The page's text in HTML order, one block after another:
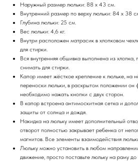
Наружный размер люльки: 88 х 43 см.
Внутренний размер по верху люльки: 84 х 38
Глубина люльки: 25 см.
Вес люльки: 4,6 кг.
Внутри расположен матрасик в хлопковом
для стирки.
Вся внутренняя обшивка выполнена из
снимать для стирки.
Капор имеет жёсткое крепление к люльке, на
переноски люльки, в раскрытом положении он
необходимо нажать кнопки с двух сторон.
В капор встроена антимоскитная сетка и
защиты от солнца и дождя.
Накидка на люльку имеет дополнительный
отворот полностью закрывает ребенка от
магнитов. Все элементы взаимодействия
Люльку можно установить в любом
движение, просто поставьте люльку на раму до